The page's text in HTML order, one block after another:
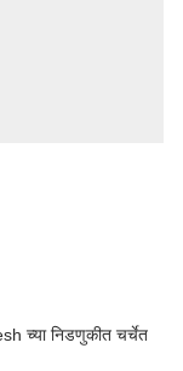
च्या निडणुकीत चर्चेत